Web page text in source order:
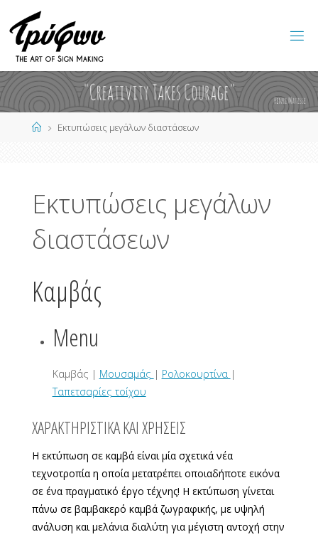
HomeΕκτυπώσεις μεγάλων διαστάσεων
Εκτυπώσεις μεγάλων
διαστάσεων
Καμβάς
Menu
Καμβάς | Μουσαμάς | Ρολοκουρτίνα |
Ταπετσαρίες τοίχου
ΧΑΡΑΚΤΗΡΙΣΤΙΚΑ ΚΑΙ ΧΡΗΣΕΙΣ
Η εκτύπωση σε καμβά είναι μία σχετικά νέα
τεχνοτροπία η οποία μετατρέπει οποιαδήποτε εικόνα
σε ένα πραγματικό έργο τέχνης! Η εκτύπωση γίνεται
πάνω σε βαμβακερό καμβά ζωγραφικής, με υψηλή
ανάλυση και μελάνια διαλύτη για μέγιστη αντοχή στην